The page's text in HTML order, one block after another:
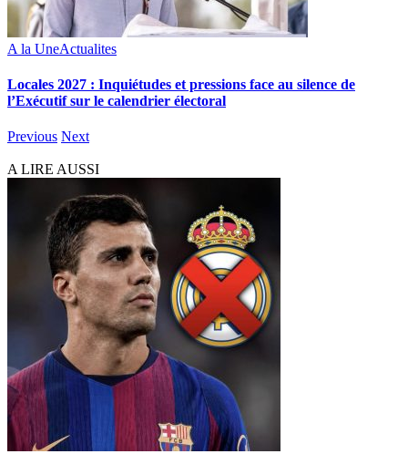
A la UneActualites
Locales 2027 : Inquiétudes et pressions face au silence de
l’Exécutif sur le calendrier électoral
Previous Next
A LIRE AUSSI